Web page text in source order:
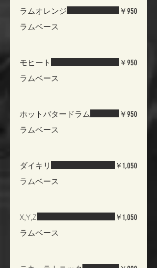
ラムオレンジ
ラムベース
￥950
モヒート
ラムベース
￥950
ホットバタードラム
ラムベース
￥950
ダイキリ
ラムベース
￥1,050
X,Y,Z
ラムベース
￥1,050